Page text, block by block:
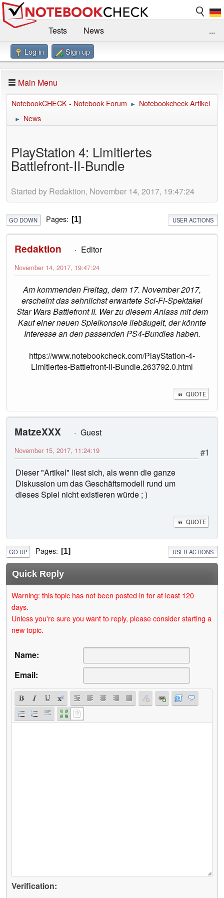
Tests
News
Benchmarks / Technik
Forum
Impressum
...
Log in Sign up
Main Menu
NotebookCHECK - Notebook Forum ► Notebookcheck Artikel
► News
PlayStation 4: Limitiertes
Battlefront-II-Bundle
Started by Redaktion, November 14, 2017, 19:47:24
GO DOWN Pages 1 USER ACTIONS
Redaktion Editor
November 14, 2017, 19:47:24
Am kommenden Freitag, dem 17. November 2017,
erscheint das sehnlichst erwartete Sci-Fi-Spektakel
Star Wars Battlefront II. Wer zu diesem Anlass mit dem
Kauf einer neuen Spielkonsole liebäugelt, der könnte
Interesse an den passenden PS4-Bundles haben.
https://www.notebookcheck.com/PlayStation-4-
Limitiertes-Battlefront-II-Bundle.263792.0.html
QUOTE
MatzeXXX
Guest
#1
November 15, 2017, 11:24:19
Dieser "Artikel" liest sich, als wenn die ganze
Diskussion um das Geschäftsmodell rund um
dieses Spiel nicht existieren würde ; )
QUOTE
GO UP Pages 1 USER ACTIONS
Quick Reply
Warning: this topic has not been posted in for at least 120
days.
Unless you're sure you want to reply, please consider starting a
new topic.
Name:
Email:
Verification: